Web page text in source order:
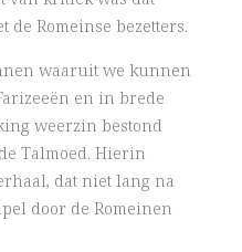
de Romeinse bezetters.
waaruit we kunnen
en in brede
weerzin bestond
Talmoed. Hierin
dat niet lang na
door de Romeinen